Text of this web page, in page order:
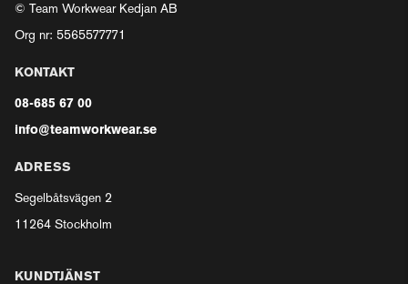
© Team Workwear Kedjan AB
Org nr: 5565577771
KONTAKT
08-685 67 00
info@teamworkwear.se
ADRESS
Segelbåtsvägen 2
11264 Stockholm
KUNDTJÄNST